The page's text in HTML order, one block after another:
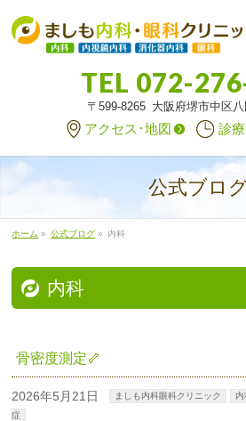
TEL 072-
〒599-8265 大阪府堺市中区
アクセス･地図 診
公式ブロ
ホーム » 公式ブログ » 内科
内科
骨密度測定🦴
2026年5月21日 ましも内科眼科クリニック 内
症